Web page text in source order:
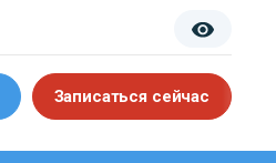
Записаться сейчас